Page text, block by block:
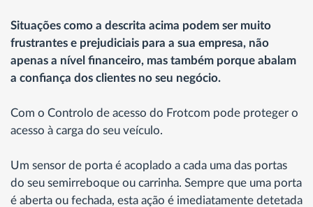
Situações como a descrita acima podem ser muito
frustrantes e prejudiciais para a sua empresa, não
apenas a nível financeiro, mas também porque abalam
a confiança dos clientes no seu negócio.
Com o Controlo de acesso do Frotcom pode proteger o
acesso à carga do seu veículo.
Um sensor de porta é acoplado a cada uma das portas
do seu semirreboque ou carrinha. Sempre que uma porta
é aberta ou fechada, esta ação é imediatamente detetada